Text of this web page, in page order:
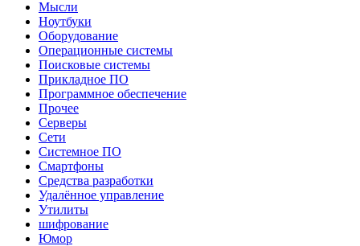
Мысли
Ноутбуки
Оборудование
Операционные системы
Поисковые системы
Прикладное ПО
Программное обеспечение
Прочее
Серверы
Сети
Системное ПО
Смартфоны
Средства разработки
Удалённое управление
Утилиты
шифрование
Юмор